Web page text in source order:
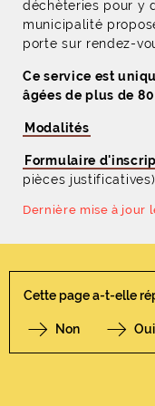
déchèteries pour y
municipalité
porte sur rendez-
Ce service est
âgées de plus de
Modalités
Formulaire
pièces justificatives)
Dernière mise à jour
Cette page a-t-elle
Non Oui